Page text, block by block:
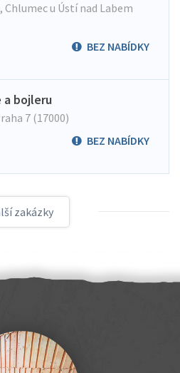
, Chlumec u Ústí nad Labem
BEZ NABÍDKY
bojleru
7 (17000)
BEZ NABÍDKY
zakázky